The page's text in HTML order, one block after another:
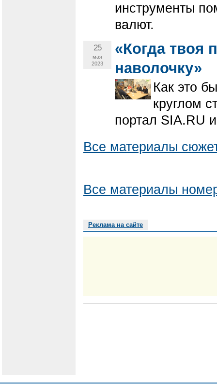
инструменты
валют.
25
мая
2023
«Когда твоя
наволочку»
Как это
круглом
портал SIA.RU
Все материалы
Все материалы
Реклама на сайте